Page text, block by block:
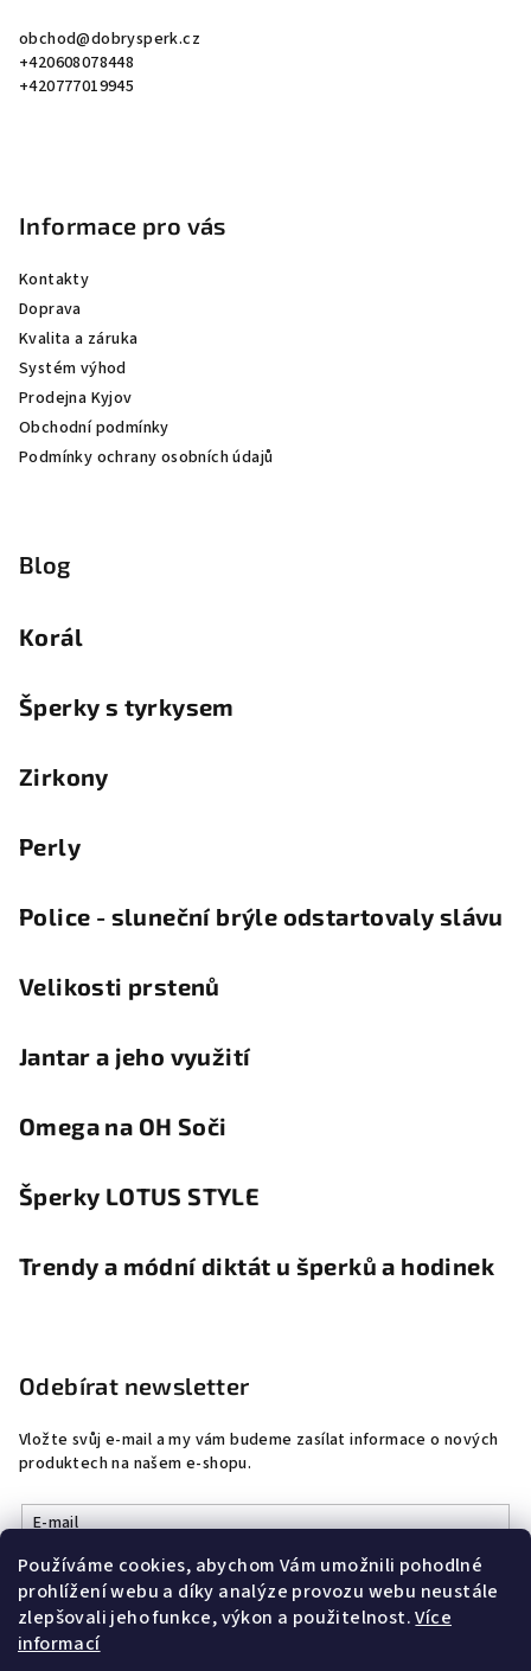
Používáme cookies, abychom Vám umožnili pohodlné
prohlížení webu a díky analýze provozu webu neustále
zlepšovali jeho funkce, výkon a použitelnost.Více
informací
obchod@dobrysperk.cz
+420608078448
+420777019945
Informace pro vás
Kontakty
Doprava
Kvalita a záruka
Systém výhod
Prodejna Kyjov
Obchodní podmínky
Podmínky ochrany osobních údajů
Blog
Korál
Šperky s tyrkysem
Zirkony
Perly
Police - sluneční brýle odstartovaly slávu
Velikosti prstenů
Jantar a jeho využití
Omega na OH Soči
Šperky LOTUS STYLE
Trendy a módní diktát u šperků a hodinek
Odebírat newsletter
Vložte svůj e-mail a my vám budeme zasílat informace o nových
produktech na našem e-shopu.
E-mail
Vložením e-mailu souhlasíte spodmínkami ochrany osobních
údajů